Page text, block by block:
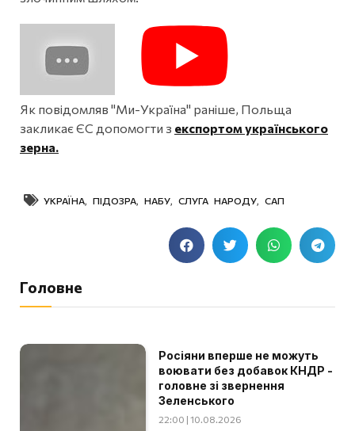
Як повідомляв "Ми-Україна" раніше, Польща
закликає ЄС допомогти з експортом українського
зерна.
УКРАЇНА ПІДОЗРА НАБУ СЛУГА НАРОДУ САП
Головне
Росіяни вперше не можуть
воювати без добавок КНДР -
головне зі звернення
Зеленського
22:00 | 10.08.2026